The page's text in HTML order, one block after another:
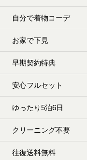
自分で着物コーデ
お家で下見
早期契約特典
安心フルセット
ゆったり5泊6日
クリーニング不要
往復送料無料